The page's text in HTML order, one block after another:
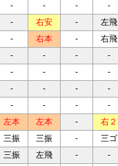
- - - -
- 右安 - 左飛
- 右本 - 右飛
- - - -
- - - -
- - - -
- - - -
左本 左本 - 右２
三振 三振 - 三ゴ
三振 左飛 - -